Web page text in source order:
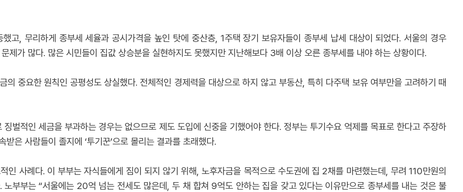
고, 무리하게 종부세 세율과 공시가격을 높인 탓에 중산층, 1주택 장기 보유자들이 종부세 납세 대상이 되었다. 서울의 경우
제가 많다. 많은 시민들이 집값 상승분을 실현하지도 못했지만 지난해보다 3배 이상 오른 종부세를 내야 하는 상황이다.
의 중요한 원칙인 공평성도 상실했다. 전체적인 경제력을 대상으로 하지 않고 부동산, 특히 다주택 보유 여부만을 고려하기 때
벌적인 세금을 부과하는 경우는 없으므로 제도 도입에 신중을 기했어야 한다. 정부는 투기수요 억제를 목표로 한다고 주장하
은 사람들이 졸지에 ‘투기꾼’으로 몰리는 결과를 초래했다.
인 사례다. 이 부부는 자식들에게 짐이 되지 않기 위해, 노후자금을 목적으로 수도권에 집 2채를 마련했는데, 무려 110만원의
노부부는 “서울에는 20억 넘는 전세도 많은데, 두 채 합쳐 9억도 안하는 집을 갖고 있다는 이유만으로 종부세를 내는 것은 불